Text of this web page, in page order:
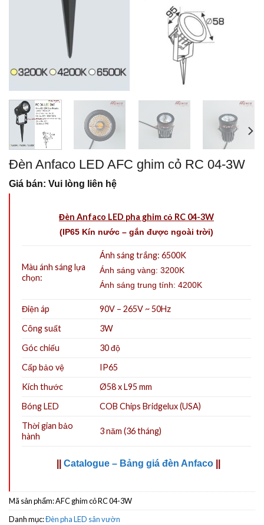
Đèn Anfaco LED AFC ghim cỏ RC 04-3W
Giá bán: Vui lòng liên hệ
Đèn Anfaco LED pha ghim cỏ RC 04-3W
(IP65 Kín nước – gắn được ngoài trời)
Màu ánh sáng lựa
chọn:
Ánh sáng trắng: 6500K
Ánh sáng vàng: 3200K
Ánh sáng trung tính: 4200K
Điện áp
90V – 265V ~ 50Hz
Công suất
3W
Góc chiếu
30 độ
Cấp bảo vệ
IP65
Kích thước
Ø58 x L95 mm
Bóng LED
COB Chips Bridgelux (USA)
Thời gian bảo
hành
3 năm (36 tháng)
Catalogue – Bảng giá đèn Anfaco
Mã sản phẩm:AFC ghim cỏ RC 04-3W
Danh mục:Đèn pha LED sân vườn